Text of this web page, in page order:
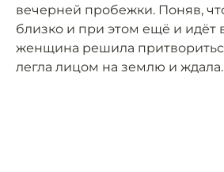
вечерней пробежки. Поняв,
близко и при этом ещё и идёт
женщина решила
легла лицом на землю и ждала.